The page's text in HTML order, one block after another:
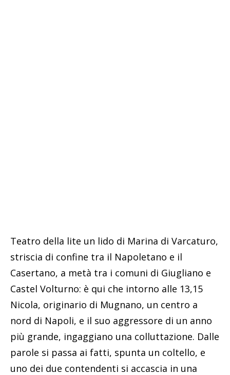
Teatro della lite un lido di Marina di Varcaturo,
striscia di confine tra il Napoletano e il
Casertano, a metà tra i comuni di Giugliano e
Castel Volturno: è qui che intorno alle 13,15
Nicola, originario di Mugnano, un centro a
nord di Napoli, e il suo aggressore di un anno
più grande, ingaggiano una colluttazione. Dalle
parole si passa ai fatti, spunta un coltello, e
uno dei due contendenti si accascia in una